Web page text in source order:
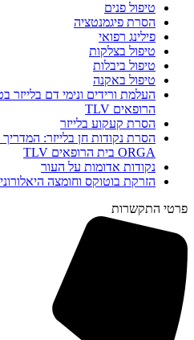
טיפול פנים
הסרת פיגמנטציה
פילינג רפואי
טיפול בצלקות
טיפול ביבלות
טיפול באקנה
העלמת ורידים ונימי דם בלייזר
הרופאים TLV
הסרת קעקוע בלייזר
הסרת נקודות חן בלייזר:
ORGA בית הרופאים TLV
נקודות אדומות על העור
הזרקת בוטוקס וחומצה
פרטי התקשרות